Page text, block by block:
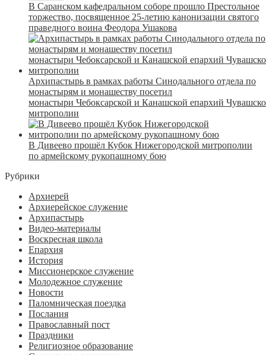
В Саранском кафедральном соборе прошло Престольное
торжество, посвященное 25-летию канонизации святого
праведного воина Феодора Ушакова
Архипастырь в рамках работы Синодального отдела по
монастырям и монашеству посетил
монастыри Чебоксарской и Канашской епархий
митрополии
В Дивеево прошёл Кубок Нижегородской митрополии
по армейскому рукопашному бою
Рубрики
Архиерей
Архиерейское служение
Архипастырь
Видео-материалы
Воскресная школа
Епархия
История
Миссионерское служение
Молодежное служение
Новости
Паломническая поездка
Послания
Православный пост
Праздники
Религиозное образование